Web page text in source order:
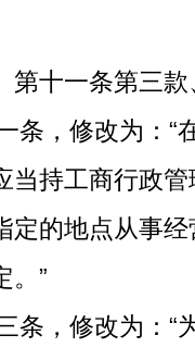
第十一条第三
条，修改为：“
当持工商行政
定的地点从事
。”
条，修改为：“